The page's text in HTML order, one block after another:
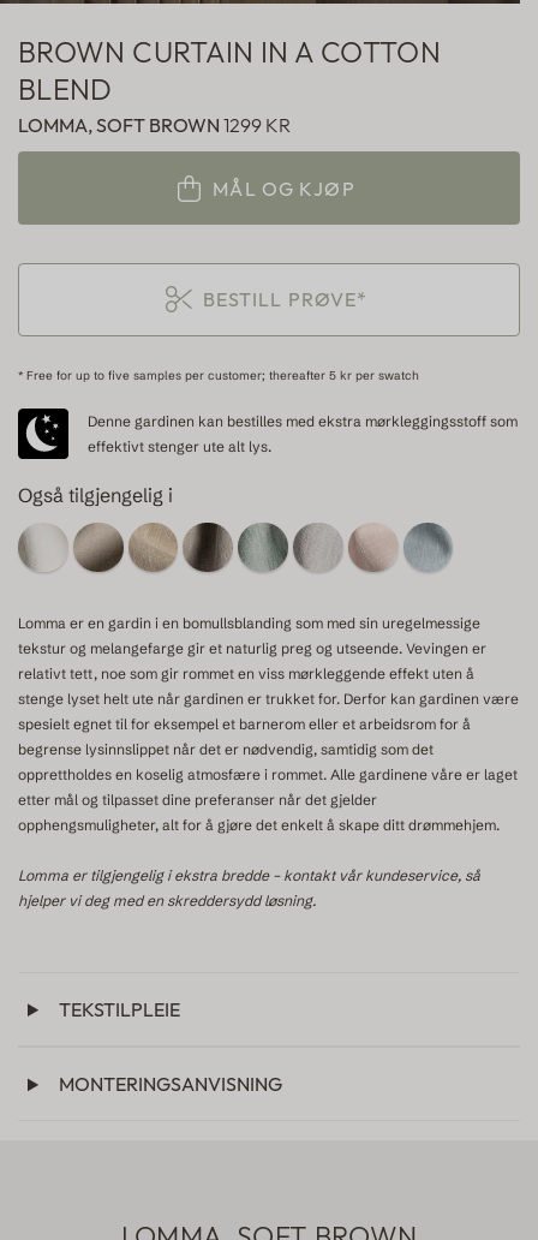
BROWN CURTAIN IN A COTTON
BLEND
LOMMA, SOFT BROWN 1299 KR
MÅL OG KJØP
BESTILL PRØVE*
* Free for up to five samples per customer; thereafter 5 kr per swatch
Denne gardinen kan bestilles med ekstra mørkleggingsstoff som
effektivt stenger ute alt lys.
Også tilgjengelig i
Lomma er en gardin i en bomullsblanding som med sin uregelmessige
tekstur og melangefarge gir et naturlig preg og utseende. Vevingen er
relativt tett, noe som gir rommet en viss mørkleggende effekt uten å
stenge lyset helt ute når gardinen er trukket for. Derfor kan gardinen være
spesielt egnet til for eksempel et barnerom eller et arbeidsrom for å
begrense lysinnslippet når det er nødvendig, samtidig som det
opprettholdes en koselig atmosfære i rommet. Alle gardinene våre er laget
etter mål og tilpasset dine preferanser når det gjelder
opphengsmuligheter, alt for å gjøre det enkelt å skape ditt drømmehjem.
Lomma er tilgjengelig i ekstra bredde – kontakt vår kundeservice, så
hjelper vi deg med en skreddersydd løsning.
TEKSTILPLEIE
MONTERINGSANVISNING